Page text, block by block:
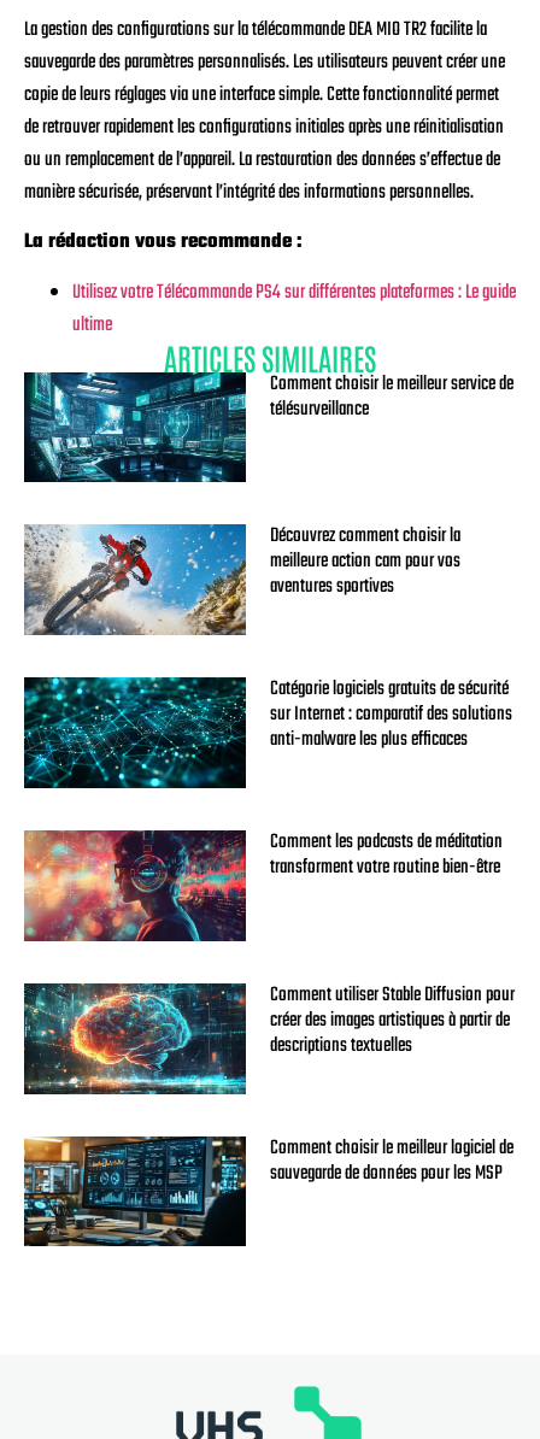
La gestion des configurations sur la télécommande DEA MIO TR2 facilite la
sauvegarde des paramètres personnalisés. Les utilisateurs peuvent créer une
copie de leurs réglages via une interface simple. Cette fonctionnalité permet
de retrouver rapidement les configurations initiales après une réinitialisation
ou un remplacement de l’appareil. La restauration des données s’effectue de
manière sécurisée, préservant l’intégrité des informations personnelles.
La rédaction vous recommande :
Utilisez votre Télécommande PS4 sur différentes plateformes : Le guide
ultime
ARTICLES SIMILAIRES
Comment choisir le meilleur service de
télésurveillance
Découvrez comment choisir la
meilleure action cam pour vos
aventures sportives
Catégorie logiciels gratuits de sécurité
sur Internet : comparatif des solutions
anti-malware les plus efficaces
Comment les podcasts de méditation
transforment votre routine bien-être
Comment utiliser Stable Diffusion pour
créer des images artistiques à partir de
descriptions textuelles
Comment choisir le meilleur logiciel de
sauvegarde de données pour les MSP